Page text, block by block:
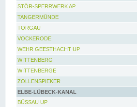
STÖR-SPERRWERK AP
TANGERMÜNDE
TORGAU
VOCKERODE
WEHR GEESTHACHT UP
WITTENBERG
WITTENBERGE
ZOLLENSPIEKER
ELBE-LÜBECK-KANAL
BÜSSAU UP